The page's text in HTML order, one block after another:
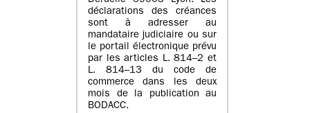
déclarations des créances
sont à adresser au
mandataire judiciaire ou sur
le portail électronique prévu
par les articles L. 814–2 et
L. 814–13 du code de
commerce dans les deux
mois de la publication au
BODACC.